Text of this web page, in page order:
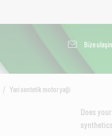
Bi̇ze ulaşin
Yari senteti̇k motor yaği
Does